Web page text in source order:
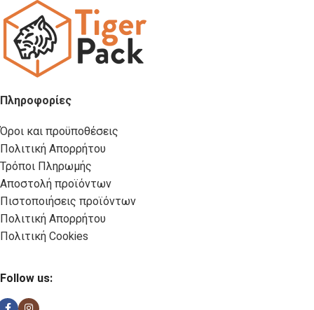
Πληροφορίες
Όροι και προϋποθέσεις
Πολιτική Απορρήτου
Τρόποι Πληρωμής
Αποστολή προϊόντων
Πιστοποιήσεις προϊόντων
Πολιτική Απορρήτου
Πολιτική Cookies
Follow us: